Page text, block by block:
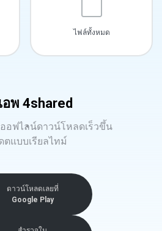
ไฟล์ทั้งหมด
พ 4shared
อฟไลน์ดาวน์โหลดเร็วขึ้น
ตแบบเรียลไทม์
ดาวน์โหลดเลยที่
Google Play